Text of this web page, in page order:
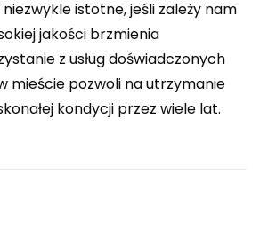
istotne, jeśli zależy nam
jakości brzmienia
z usług doświadczonych
mieście pozwoli na utrzymanie
kondycji przez wiele lat.